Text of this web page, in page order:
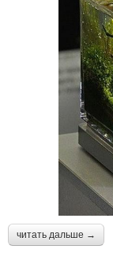
читать дальше →